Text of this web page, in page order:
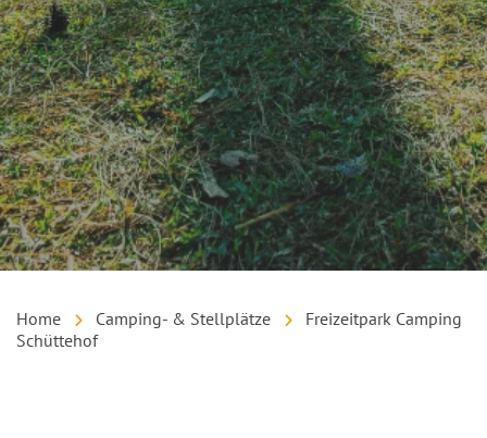
Home Camping- & Stellplätze
Freizeitpark Camping
Schüttehof